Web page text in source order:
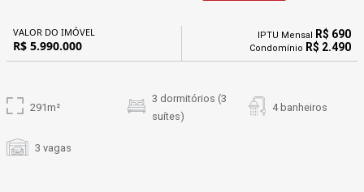
VALOR DO IMÓVEL
R$ 5.990.000
IPTU Mensal R$ 690
Condomínio R$ 2.490
291m²
3 dormitórios (3
suítes)
4 banheiros
3 vagas